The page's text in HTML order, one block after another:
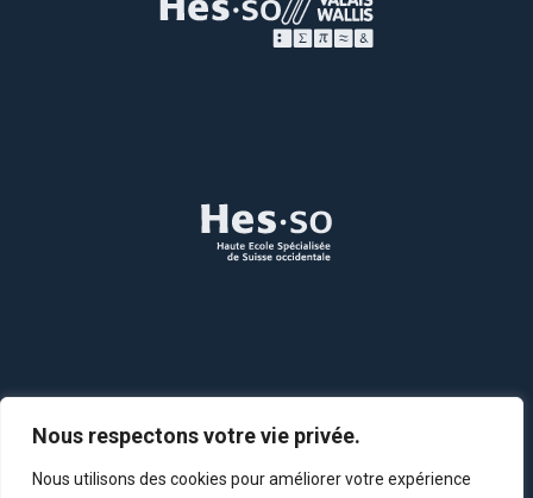
Nous respectons votre vie privée.
Nous utilisons des cookies pour améliorer votre expérience